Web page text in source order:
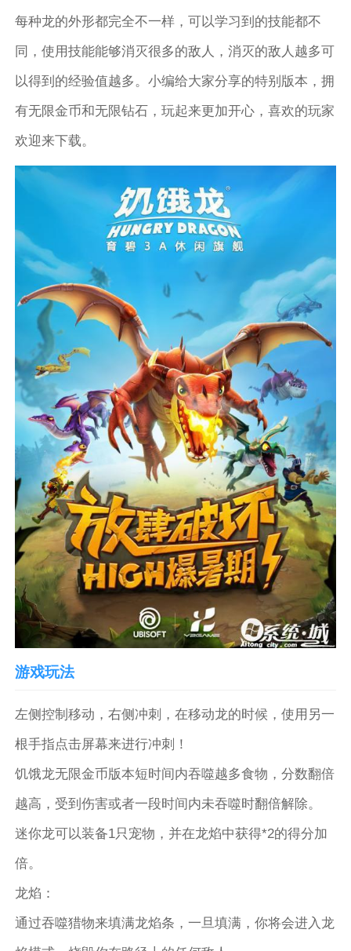
每种龙的外形都完全不一样，可以学习到的技能都不
同，使用技能能够消灭很多的敌人，消灭的敌人越多可
以得到的经验值越多。小编给大家分享的特别版本，拥
有无限金币和无限钻石，玩起来更加开心，喜欢的玩家
欢迎来下载。
游戏玩法
左侧控制移动，右侧冲刺，在移动龙的时候，使用另一
根手指点击屏幕来进行冲刺！
饥饿龙无限金币版本短时间内吞噬越多食物，分数翻倍
越高，受到伤害或者一段时间内未吞噬时翻倍解除。
迷你龙可以装备1只宠物，并在龙焰中获得*2的得分加
倍。
龙焰：
通过吞噬猎物来填满龙焰条，一旦填满，你将会进入龙